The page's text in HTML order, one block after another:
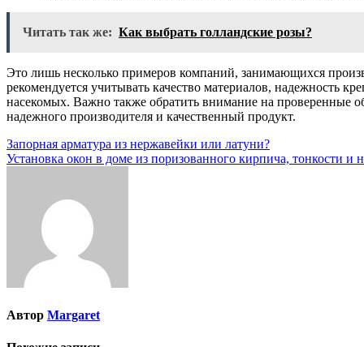
Читать так же: Как выбрать голландские розы?
Это лишь несколько примеров компаний, занимающихся
рекомендуется учитывать качество материалов, надежность
насекомых. Важно также обратить внимание на проверенные
надежного производителя и качественный продукт.
Навигация
по
Запорная арматура из нержавейки или латуни?
Установка окон в доме из поризованного кирпича, тонкости и
Автор Margaret